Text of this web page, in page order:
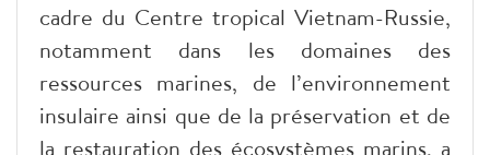
cadre du Centre tropical Vietnam-Russie,
notamment dans les domaines des
ressources marines, de l’environnement
insulaire ainsi que de la préservation et de
la restauration des écosystèmes marins, a